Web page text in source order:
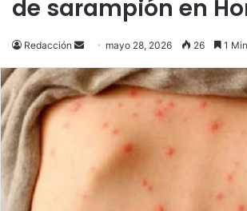
de sarampión en
Redacción
Send
email
mayo 28, 2026 26 1